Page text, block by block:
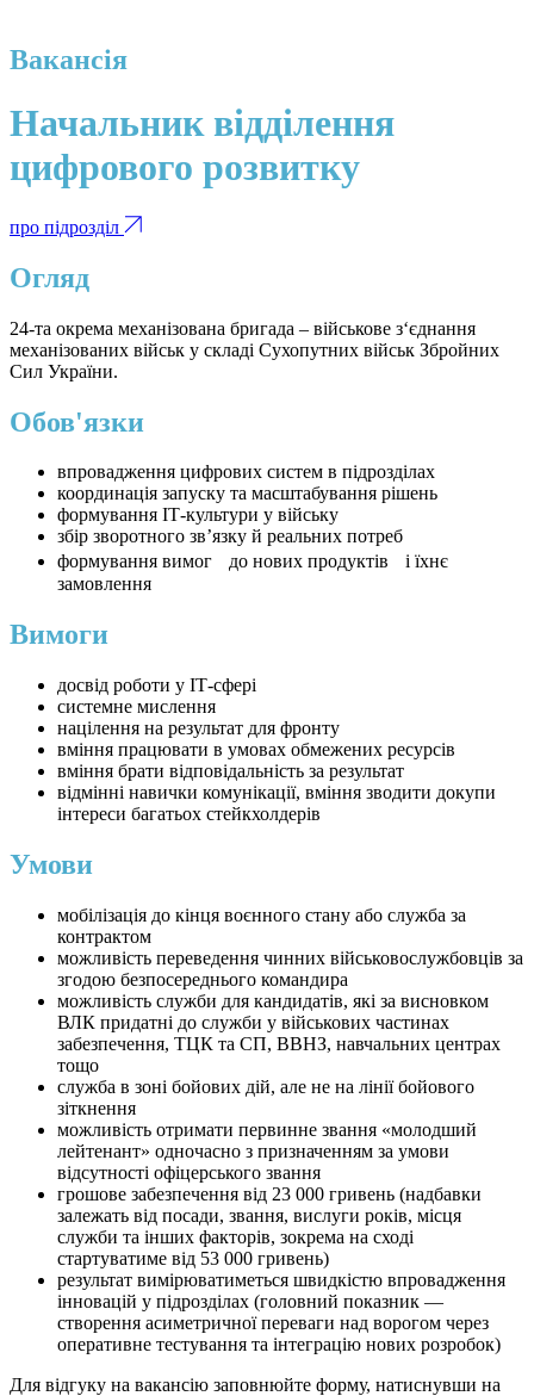
Вакансія
Начальник відділення
цифрового розвитку
про підрозділ
Огляд
24-та окрема механізована бригада – військове з‘єднання
механізованих військ у складі Сухопутних військ Збройних
Сил України.
Обов'язки
впровадження цифрових систем в підрозділах
координація запуску та масштабування рішень
формування ІТ-культури у війську
збір зворотного зв’язку й реальних потреб
формування вимог до нових продуктів і їхнє
замовлення
Вимоги
досвід роботи у ІТ-сфері
системне мислення
націлення на результат для фронту
вміння працювати в умовах обмежених ресурсів
вміння брати відповідальність за результат
відмінні навички комунікації, вміння зводити докупи
інтереси багатьох стейкхолдерів
Умови
мобілізація до кінця воєнного стану або служба за
контрактом
можливість переведення чинних військовослужбовців за
згодою безпосереднього командира
можливість служби для кандидатів, які за висновком
ВЛК придатні до служби у військових частинах
забезпечення, ТЦК та СП, ВВНЗ, навчальних центрах
тощо
служба в зоні бойових дій, але не на лінії бойового
зіткнення
можливість отримати первинне звання «молодший
лейтенант» одночасно з призначенням за умови
відсутності офіцерського звання
грошове забезпечення від 23 000 гривень (надбавки
залежать від посади, звання, вислуги років, місця
служби та інших факторів, зокрема на сході
стартуватиме від 53 000 гривень)
результат вимірюватиметься швидкістю впровадження
інновацій у підрозділах (головний показник —
створення асиметричної переваги над ворогом через
оперативне тестування та інтеграцію нових розробок)
Для відгуку на вакансію заповнюйте форму, натиснувши на